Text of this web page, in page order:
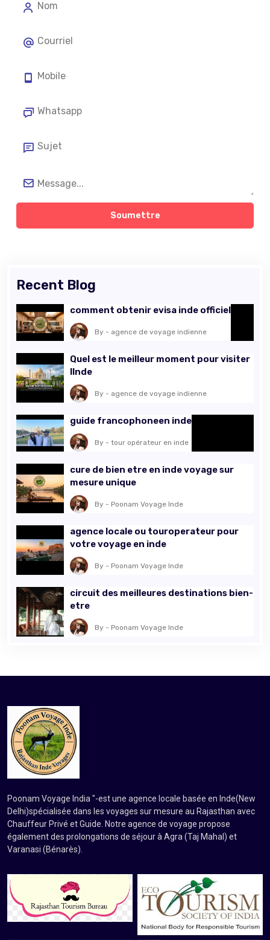
Soumettre
Recent Blog
comment obtenir evisa inde officiel
By - agence de voyage indienne
Quel est le meilleur moment pour visiter
lInde
By - agence de voyage indienne
guide francophoneen inde
By - tour opérateur en inde
cure de bien etre en inde voyage sur
mesure unique
By - Poonam Voyage Inde
agence locale ou touroperateur pour
votre voyage en inde
By - Poonam Voyage Inde
circuit des meilleures destinations bien-
etre
By - Poonam Voyage Inde
Poonam Voyage India "-est une agence locale basée en Inde(New
Delhi)spécialisée dans les voyages sur mesure au Rajasthan avec
Chauffeur Privé et Guide. Notre agence de voyage propose
également des prolongations de séjour à Agra (Taj Mahal) et
Varanasi (Bénarès).